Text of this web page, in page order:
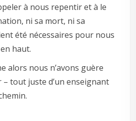
à nous repentir et à le
ni sa mort, ni sa
été nécessaires pour nous
haut.
alors nous n’avons guère
– tout juste d’un enseignant